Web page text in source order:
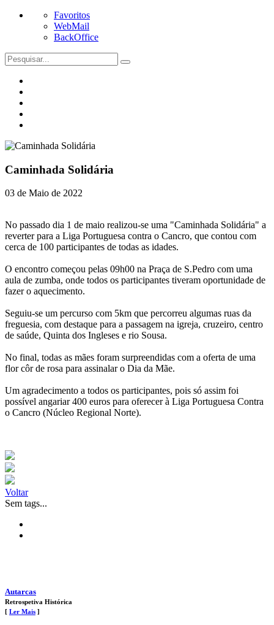
Favoritos
WebMail
BackOffice
Caminhada Solidária
03 de Maio de 2022
No passado dia 1 de maio realizou-se uma "Caminhada Solidária" a
reverter para a Liga Portuguesa contra o Cancro, que contou com
cerca de 100 participantes de todas as idades.
O encontro começou pelas 09h00 na Praça de S.Pedro com uma
aula de zumba, onde todos os participantes tiveram oportunidade de
fazer o aquecimento.
Seguiu-se um percurso com 5km que percorreu algumas ruas da
freguesia, com destaque para a passagem na igreja, cruzeiro, centro
de saúde, Quinta dos Ingleses e rio Sousa.
No final, todas as mães foram surpreendidas com a oferta de uma
flor côr de rosa para assinalar o Dia da Mãe.
Um agradecimento a todos os participantes, pois só assim foi
possível angariar 400 euros para oferecer à Liga Portuguesa Contra
o Cancro (Núcleo Regional Norte).
Voltar
Sem tags...
Autarcas
Retrospetiva Histórica
[ Ler Mais ]